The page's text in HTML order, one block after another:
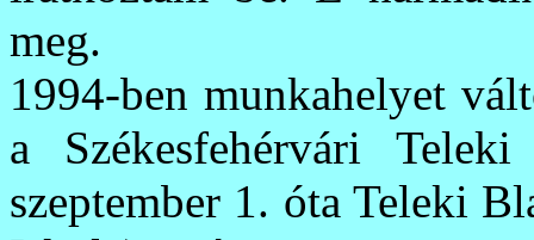
meg.
1994-ben munkahelyet
a Székesfehérvári
szeptember 1. óta Teleki